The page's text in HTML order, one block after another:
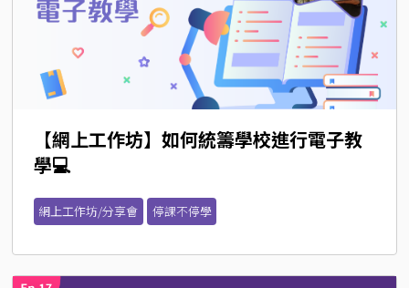
【網上工作坊】如何統籌學校進行電子教
學💻
網上工作坊/分享會 停課不停學